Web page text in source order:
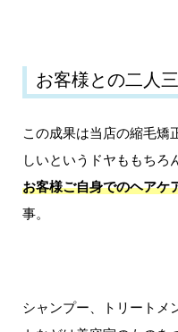
お客様との二人
この成果は当店の縮毛矯
しいというドヤももちろ
お客様ご自身でのヘアケ
事。
シャンプー、トリートメ